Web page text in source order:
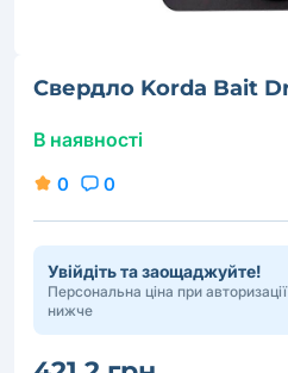
Свердло Korda Bait
В наявності
0 0
Увійдіть та заощаджуйте!
Персональна ціна при авторизації
нижче